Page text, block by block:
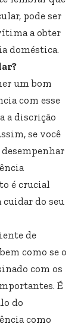
pode ser
a obter
doméstica.
um bom
com esse
a discrição
se você
é crucial
do seu
de
como se o
com os
É
do
como